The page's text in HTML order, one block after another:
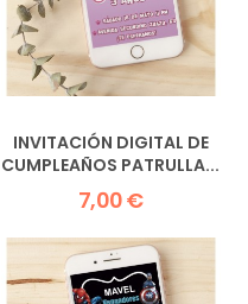
INVITACIÓN DIGITAL DE
CUMPLEAÑOS PATRULLA...
7,00 €